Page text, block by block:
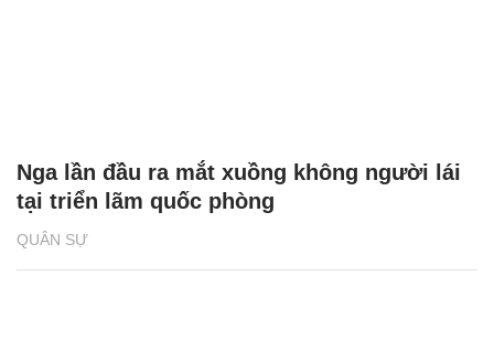
QUÂN SỰ
Nga lần đầu ra mắt xuồng không người lái
tại triển lãm quốc phòng